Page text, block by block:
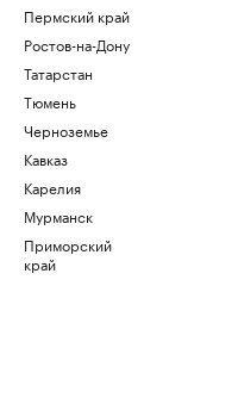
Пермский край
Ростов-на-Дону
Татарстан
Тюмень
Черноземье
Кавказ
Карелия
Мурманск
Приморский
край